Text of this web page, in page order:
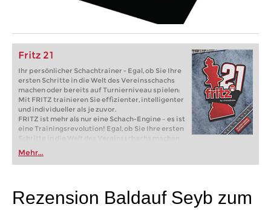
Fritz 21
Ihr persönlicher Schachtrainer - Egal, ob Sie Ihre
ersten Schritte in die Welt des Vereinsschachs
machen oder bereits auf Turnierniveau spielen:
Mit FRITZ trainieren Sie effizienter, intelligenter
und individueller als je zuvor.
FRITZ ist mehr als nur eine Schach-Engine – es ist
eine Trainingsrevolution! Egal, ob Sie Ihre ersten
Schritte in die Welt des Vereinsschachs machen
oder bereits auf Turnierniveau spielen: Mit
FRITZ trainieren Sie effizienter, intelligenter und
individueller als je zuvor.
Mehr...
Rezension Baldauf Seyb zum